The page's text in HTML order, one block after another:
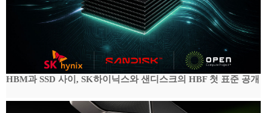
HBM과 SSD 사이, SK하이닉스와 샌디스크의 HBF 첫 표준 공개